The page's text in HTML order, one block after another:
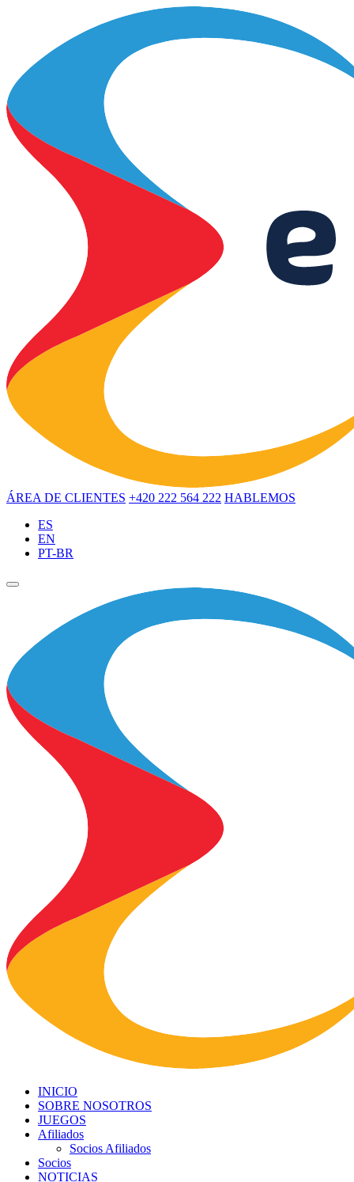
ÁREA DE CLIENTES +420 222 564 222 HABLEMOS
ES
EN
PT-BR
INICIO
SOBRE NOSOTROS
JUEGOS
Afiliados
Socios Afiliados
Socios
NOTICIAS